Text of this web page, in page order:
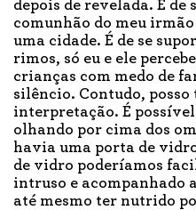
depois de revelada. É de
comunhão do meu
uma cidade. É de se
rimos, só eu e ele
crianças com medo de
silêncio. Contudo,
interpretação. É
olhando por cima dos
havia uma porta de
de vidro poderíamos
intruso e acompanhado
até mesmo ter nutrido